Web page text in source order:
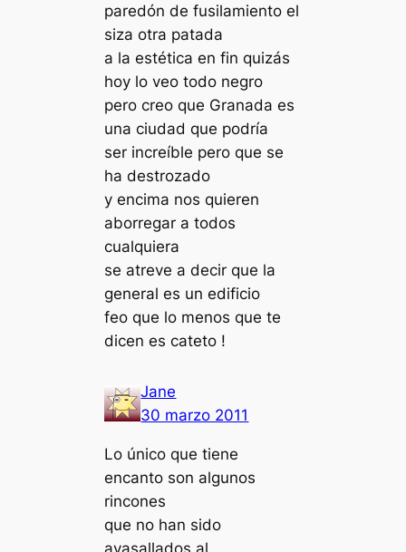
paredón de fusilamiento el
siza otra patada
a la estética en fin quizás
hoy lo veo todo negro
pero creo que Granada es
una ciudad que podría
ser increíble pero que se
ha destrozado
y encima nos quieren
aborregar a todos
cualquiera
se atreve a decir que la
general es un edificio
feo que lo menos que te
dicen es cateto !
Jane
30 marzo 2011
Lo único que tiene
encanto son algunos
rincones
que no han sido
avasallados al